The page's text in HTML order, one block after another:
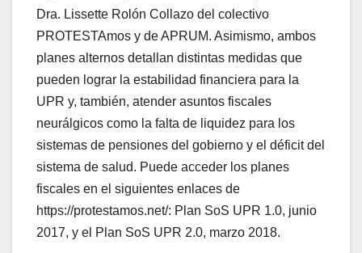
Dra. Lissette Rolón Collazo del colectivo
PROTESTAmos y de APRUM. Asimismo, ambos
planes alternos detallan distintas medidas que
pueden lograr la estabilidad financiera para la
UPR y, también, atender asuntos fiscales
neurálgicos como la falta de liquidez para los
sistemas de pensiones del gobierno y el déficit del
sistema de salud. Puede acceder los planes
fiscales en el siguientes enlaces de
https://protestamos.net/: Plan SoS UPR 1.0, junio
2017, y el Plan SoS UPR 2.0, marzo 2018.